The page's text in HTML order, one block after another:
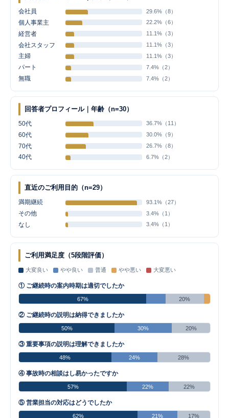
会社員 29.6%（8）
個人事業主 22.2%（6）
経営者 11.1%（3）
会社スタッフ 11.1%（3）
主婦 11.1%（3）
パート 7.4%（2）
無職 7.4%（2）
回答者プロフィール｜年齢（n=30）
50代 36.7%（11）
60代 30.0%（9）
70代 26.7%（8）
40代 6.7%（2）
直近のご利用目的（n=29）
満期継続 93.1%（27）
その他 3.4%（1）
なし 3.4%（1）
ご利用満足度（5段階評価）
大変良い やや良い 普通 やや悪い 大変悪い
① ご継続時の案内時期は適切でしたか
67% 20%
② ご継続時の説明は納得できましたか
50% 30% 20%
③ 重要事項の説明は理解できましたか
48% 24% 28%
④ 事故時の相談はし易かったですか
57% 22% 22%
⑤ 営業担当の対応はどうでしたか
62% 21% 17%